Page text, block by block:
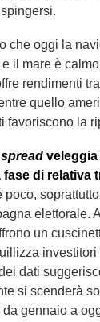
che oggi la
il mare è
rendimenti
quello
favoriscono la
spread veleggia
fase di relativa
poco,
elettorale.
un
investitori
dati
si scenderà
da gennaio a